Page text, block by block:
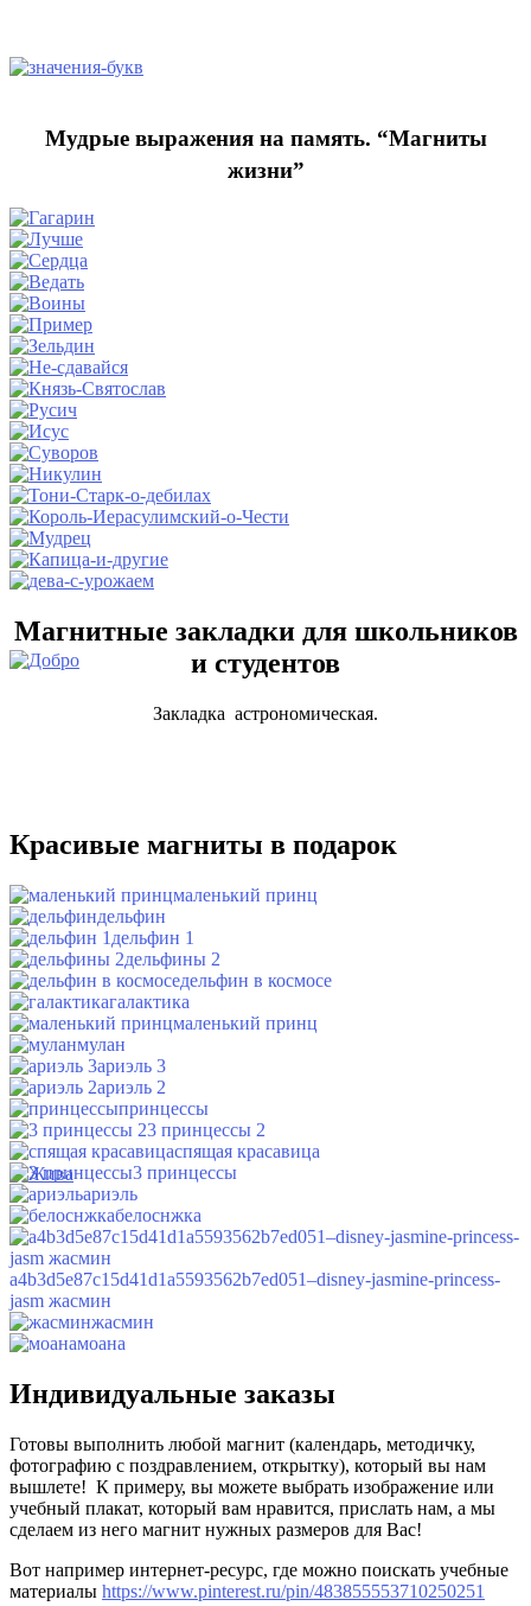
Мудрые выражения на память. “Магниты
жизни”
Магнитные закладки для школьников
и студентов
Закладка астрономическая.
Красивые магниты в подарок
маленький принц
дельфин
дельфин 1
дельфины 2
дельфин в космосе
галактика
маленький принц
мулан
ариэль 3
ариэль 2
принцессы
3 принцессы 2
спящая красавица
3 принцессы
ариэль
белоснжка
a4b3d5e87c15d41d1a5593562b7ed051–disney-jasmine-princess-
jasm жасмин
жасмин
моана
Индивидуальные заказы
Готовы выполнить любой магнит (календарь, методичку,
фотографию с поздравлением, открытку), который вы нам
вышлете! К примеру, вы можете выбрать изображение или
учебный плакат, который вам нравится, прислать нам, а мы
сделаем из него магнит нужных размеров для Вас!
Вот например интернет-ресурс, где можно поискать учебные
материалы https://www.pinterest.ru/pin/483855553710250251